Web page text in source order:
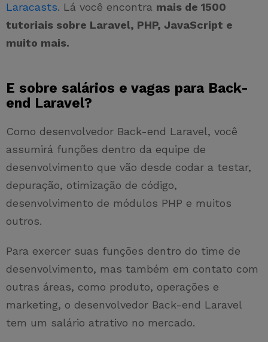
Laracasts. Lá você encontra mais de 1500
tutoriais sobre Laravel, PHP, JavaScript e
muito mais.
E sobre salários e vagas para Back-
end Laravel?
Como desenvolvedor Back-end Laravel, você
assumirá funções dentro da equipe de
desenvolvimento que vão desde codar a testar,
depuração, otimização de código,
desenvolvimento de módulos PHP e muitos
outros.
Para exercer suas funções dentro do time de
desenvolvimento, mas também em contato com
outras áreas, como produto, operações e
marketing, o desenvolvedor Back-end Laravel
tem um salário atrativo no mercado.